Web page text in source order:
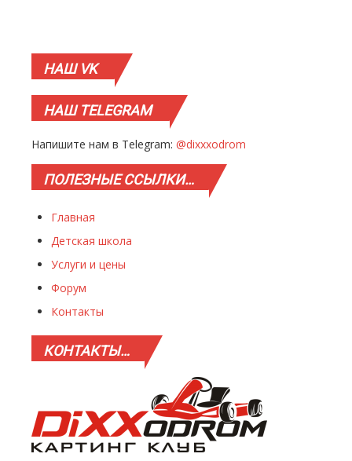
НАШVK
НАШTELEGRAM
Напишите нам в Telegram: @dixxxodrom
ПОЛЕЗНЫЕССЫЛКИ…
Главная
Детская школа
Услуги и цены
Форум
Контакты
КОНТАКТЫ…